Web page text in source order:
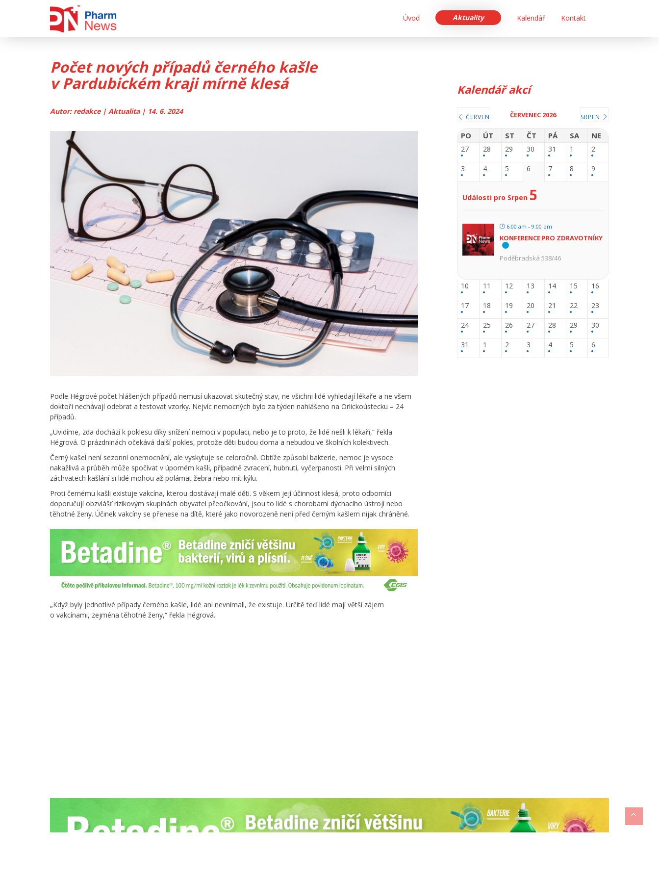
Úvod Aktuality Kalendář Kontakt
Počet nových případů černého kašle
v Pardubickém kraji mírně klesá
Autor: redakce | Aktualita | 14. 6. 2024
Podle Hégrové počet hlášených případů nemusí ukazovat skutečný stav, ne všichni lidé vyhledají lékaře a ne všem
doktoři nechávají odebrat a testovat vzorky. Nejvíc nemocných bylo za týden nahlášeno na Orlickoústecku – 24
případů.
„Uvidíme, zda dochází k poklesu díky snížení nemoci v populaci, nebo je to proto, že lidé nešli k lékaři,“ řekla
Hégrová. O prázdninách očekává další pokles, protože děti budou doma a nebudou ve školních kolektivech.
Černý kašel není sezonní onemocnění, ale vyskytuje se celoročně. Obtíže způsobí bakterie, nemoc je vysoce
nakažlivá a průběh může spočívat v úporném kašli, případně zvracení, hubnutí, vyčerpanosti. Při velmi silných
záchvatech kašlání si lidé mohou až polámat žebra nebo mít kýlu.
Proti černému kašli existuje vakcína, kterou dostávají malé děti. S věkem její účinnost klesá, proto odborníci
doporučují obzvlášť rizikovým skupinách obyvatel přeočkování, jsou to lidé s chorobami dýchacího ústrojí nebo
těhotné ženy. Účinek vakcíny se přenese na dítě, které jako novorozeně není před černým kašlem nijak chráněné.
„Když byly jednotlivé případy černého kašle, lidé ani nevnímali, že existuje. Určitě teď lidé mají větší zájem
o vakcínami, zejména těhotné ženy,“ řekla Hégrová.
Kalendář akcí
ČERVEN ČERVENEC 2026 SRPEN
PO ÚT ST ČT PÁ SA NE
27 28 29 30 31 1 2
3 4 5 6 7 8 9
Události pro Srpen 5
6:00 am - 9:00 pm
KONFERENCE PRO ZDRAVOTNÍKY
Poděbradská 538/46
10 11 12 13 14 15 16
17 18 19 20 21 22 23
24 25 26 27 28 29 30
31 1 2 3 4 5 6